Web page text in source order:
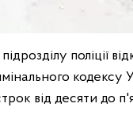
поліції
кодексу
від десяти до